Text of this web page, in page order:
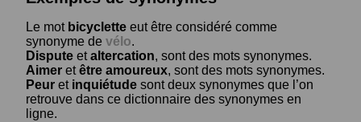
Le mot bicyclette eut être considéré comme
synonyme de vélo.
Dispute etaltercation, sont des mots synonymes.
Aimer etêtre amoureux, sont des mots synonymes.
Peur et inquiétude sont deux synonymes que l’on
retrouve dans ce dictionnaire des synonymes en
ligne.